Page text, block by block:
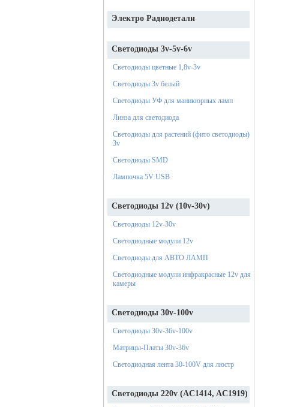
Электро Радиодетали
Светодиоды 3v-5v-6v
Светодиоды цветные 1,8v-3v
Светодиоды 3v белый
Светодиоды УФ для маникюрных ламп
Линза для светодиода
Светодиоды для растений (фито светодиоды)
3v
Светодиоды SMD
Лампочка 5V USB
Светодиоды 12v (10v-30v)
Светодиоды 12v-30v
Светодиодные модули 12v
Светодиоды для АВТО ЛАМП
Светодиодные модули инфракрасные 12v для
камеры
Светодиоды 30v-100v
Светодиоды 30v-36v-100v
Матрицы-Платы 30v-36v
Светодиодная лента 30-100V для люстр
Светодиоды 220v (AC1414, AC1919)